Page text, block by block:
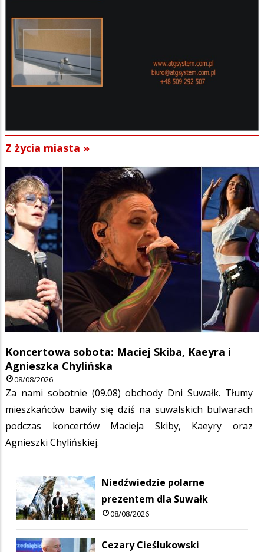
Z życia miasta »
Koncertowa sobota: Maciej Skiba, Kaeyra i
Agnieszka Chylińska
08/08/2026
Za nami sobotnie (09.08) obchody Dni Suwałk. Tłumy
mieszkańców bawiły się dziś na suwalskich bulwarach
podczas koncertów Macieja Skiby, Kaeyry oraz
Agnieszki Chylińskiej.
Niedźwiedzie polarne
prezentem dla Suwałk
08/08/2026
Cezary Cieślukowski